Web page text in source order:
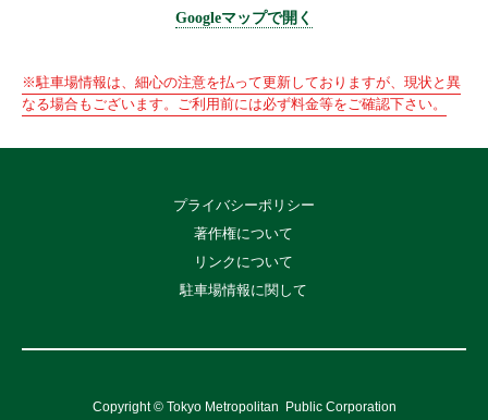
Googleマップで開く
※駐車場情報は、細心の注意を払って更新しておりますが、現状と異
なる場合もございます。ご利用前には必ず料金等をご確認下さい。
プライバシーポリシー
著作権について
リンクについて
駐車場情報に関して
Copyright © Tokyo Metropolitan Public Corporation